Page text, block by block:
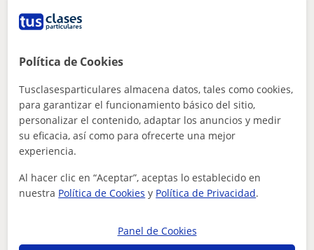
¿Hay algún error en este perfil?
Martorell
profesora de repaso de eso con experiencia
Otros profesores de Repaso General en
Martorell que pueden interesarte
Política de Cookies
Tusclasesparticulares almacena datos, tales como cookies,
para garantizar el funcionamiento básico del sitio,
personalizar el contenido, adaptar los anuncios y medir
su eficacia, así como para ofrecerte una mejor
experiencia.
Al hacer clic en “Aceptar”, aceptas lo establecido en
nuestra Política de Cookies y Política de Privacidad.
Panel de Cookies